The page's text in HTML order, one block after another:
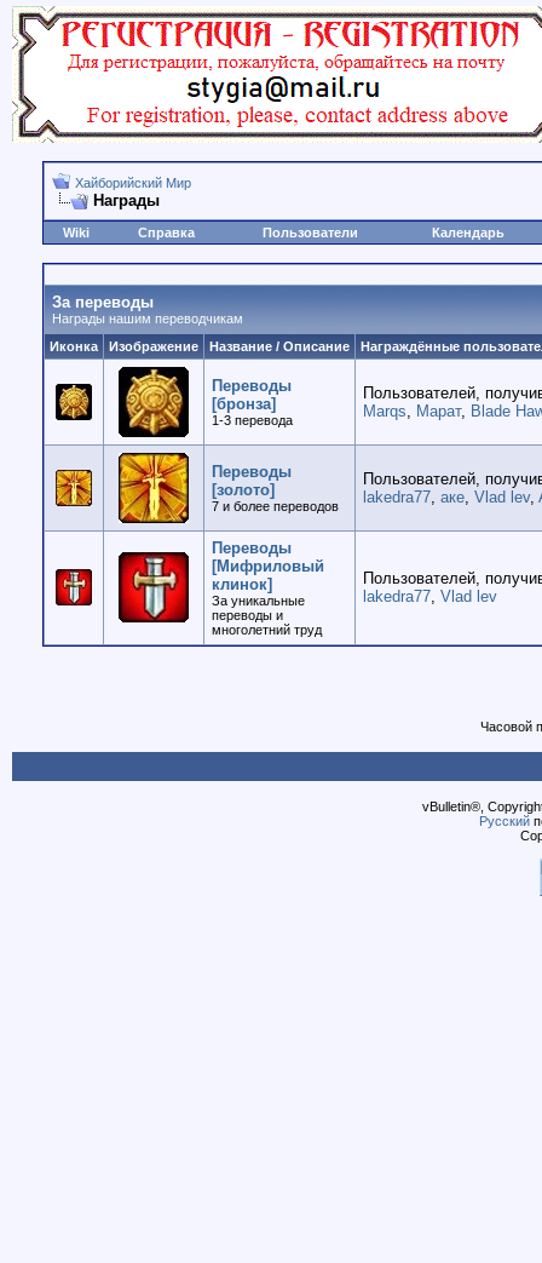
Хайборийский Мир
Награды
Wiki Справка Пользователи Календарь
За переводы
Награды нашим переводчикам
Иконка
Изображение Название / Описание Награждённые
Переводы
[бронза]
1-3 перевода
Пользователей,
Marqs, Марат, Blade
Переводы
[золото]
7 и более переводов
Пользователей,
lakedra77, аке, Vlad lev,
Переводы
[Мифриловый
клинок]
За уникальные
переводы и
многолетний труд
Пользователей,
lakedra77, Vlad lev
Часовой
vBulletin®,
Русский